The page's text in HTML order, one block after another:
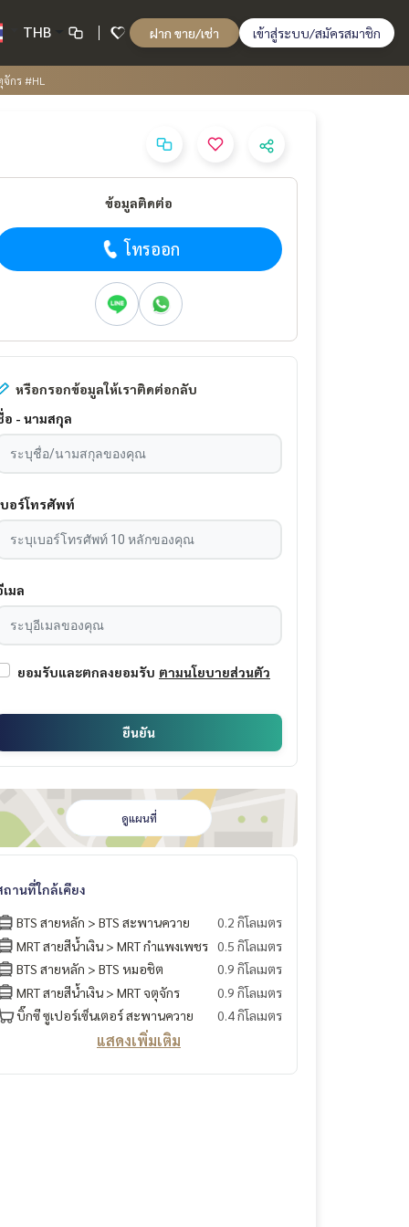
THB ฝาก ขาย/เช่า เข้าสู่ระบบ/สมัครสมาชิก
กร #HL
ข้อมูลติดต่อ
โทรออก
หรือกรอกข้อมูลให้เราติดต่อกลับ
อ - นามสกุล
บอร์โทรศัพท์
มล
ยอมรับและตกลงยอมรับ ตามนโยบายส่วนตัว
ยืนยัน
ดูแผนที่
ถานที่ใกล้เคียง
BTS สายหลัก > BTS สะพานควาย
0.2 กิโลเมตร
MRT สายสีน้ำเงิน > MRT กำแพงเพชร 0.5 กิโลเมตร
BTS สายหลัก > BTS หมอชิต
0.9 กิโลเมตร
MRT สายสีน้ำเงิน > MRT จตุจักร
0.9 กิโลเมตร
บิ๊กซี ซูเปอร์เซ็นเตอร์ สะพานควาย
0.4 กิโลเมตร
แสดงเพิ่มเติม